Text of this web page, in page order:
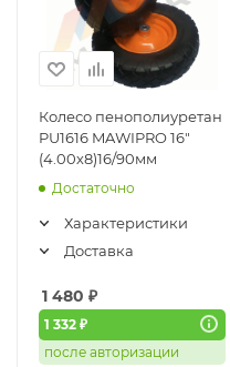
Колесо пенополиуретан
PU1616 MAWIPRO 16"
(4.00х8)16/90мм
Достаточно
Характеристики
Доставка
1 480 ₽
1 332 ₽
после авторизации